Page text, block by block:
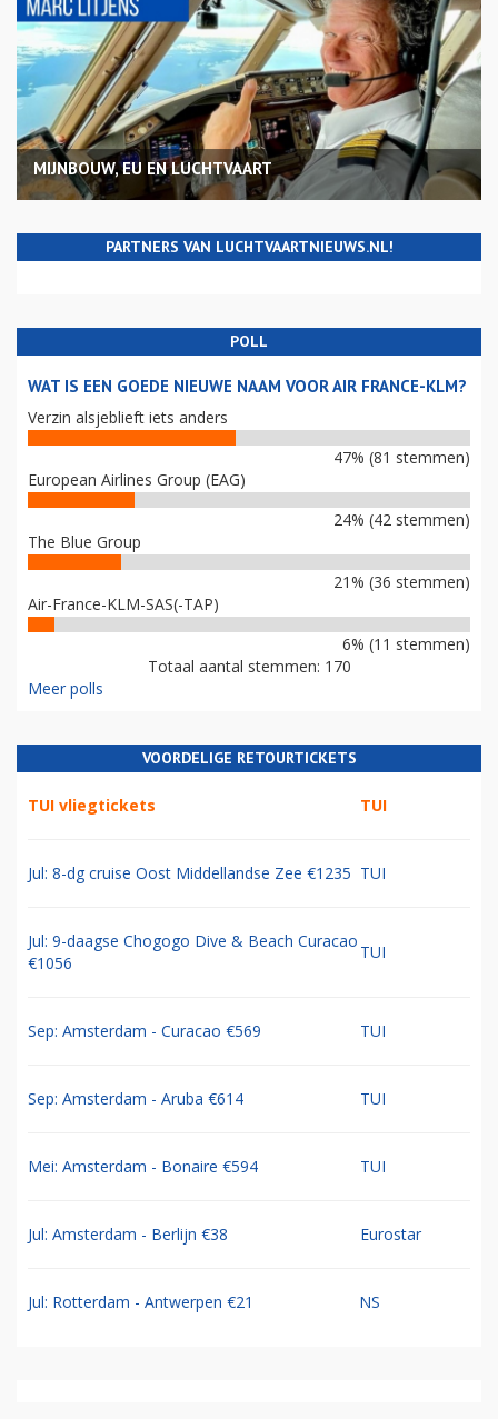
MIJNBOUW, EU EN LUCHTVAART
PARTNERS VAN LUCHTVAARTNIEUWS.NL!
POLL
WAT IS EEN GOEDE NIEUWE NAAM VOOR AIR FRANCE-KLM?
Verzin alsjeblieft iets anders
47% (81 stemmen)
European Airlines Group (EAG)
24% (42 stemmen)
The Blue Group
21% (36 stemmen)
Air-France-KLM-SAS(-TAP)
6% (11 stemmen)
Totaal aantal stemmen: 170
Meer polls
VOORDELIGE RETOURTICKETS
TUI vliegtickets TUI
Jul: 8-dg cruise Oost Middellandse Zee €1235 TUI
Jul: 9-daagse Chogogo Dive & Beach Curacao
€1056
TUI
Sep: Amsterdam - Curacao €569 TUI
Sep: Amsterdam - Aruba €614 TUI
Mei: Amsterdam - Bonaire €594 TUI
Jul: Amsterdam - Berlijn €38 Eurostar
Jul: Rotterdam - Antwerpen €21 NS